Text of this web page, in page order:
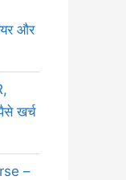
और
खर्च
–